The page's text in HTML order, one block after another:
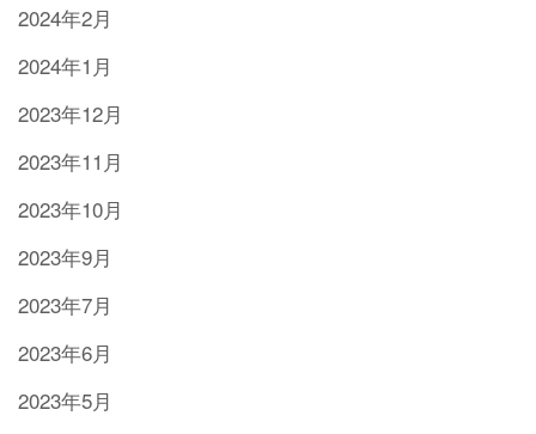
2024年2月
2024年1月
2023年12月
2023年11月
2023年10月
2023年9月
2023年7月
2023年6月
2023年5月